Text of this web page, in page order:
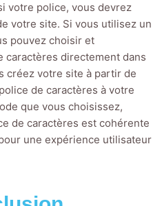
votre police, vous devrez
votre site. Si vous utilisez un
pouvez choisir et
caractères directement dans
créez votre site à partir de
de caractères à votre
que vous choisissez,
de caractères est cohérente
une expérience utilisateur